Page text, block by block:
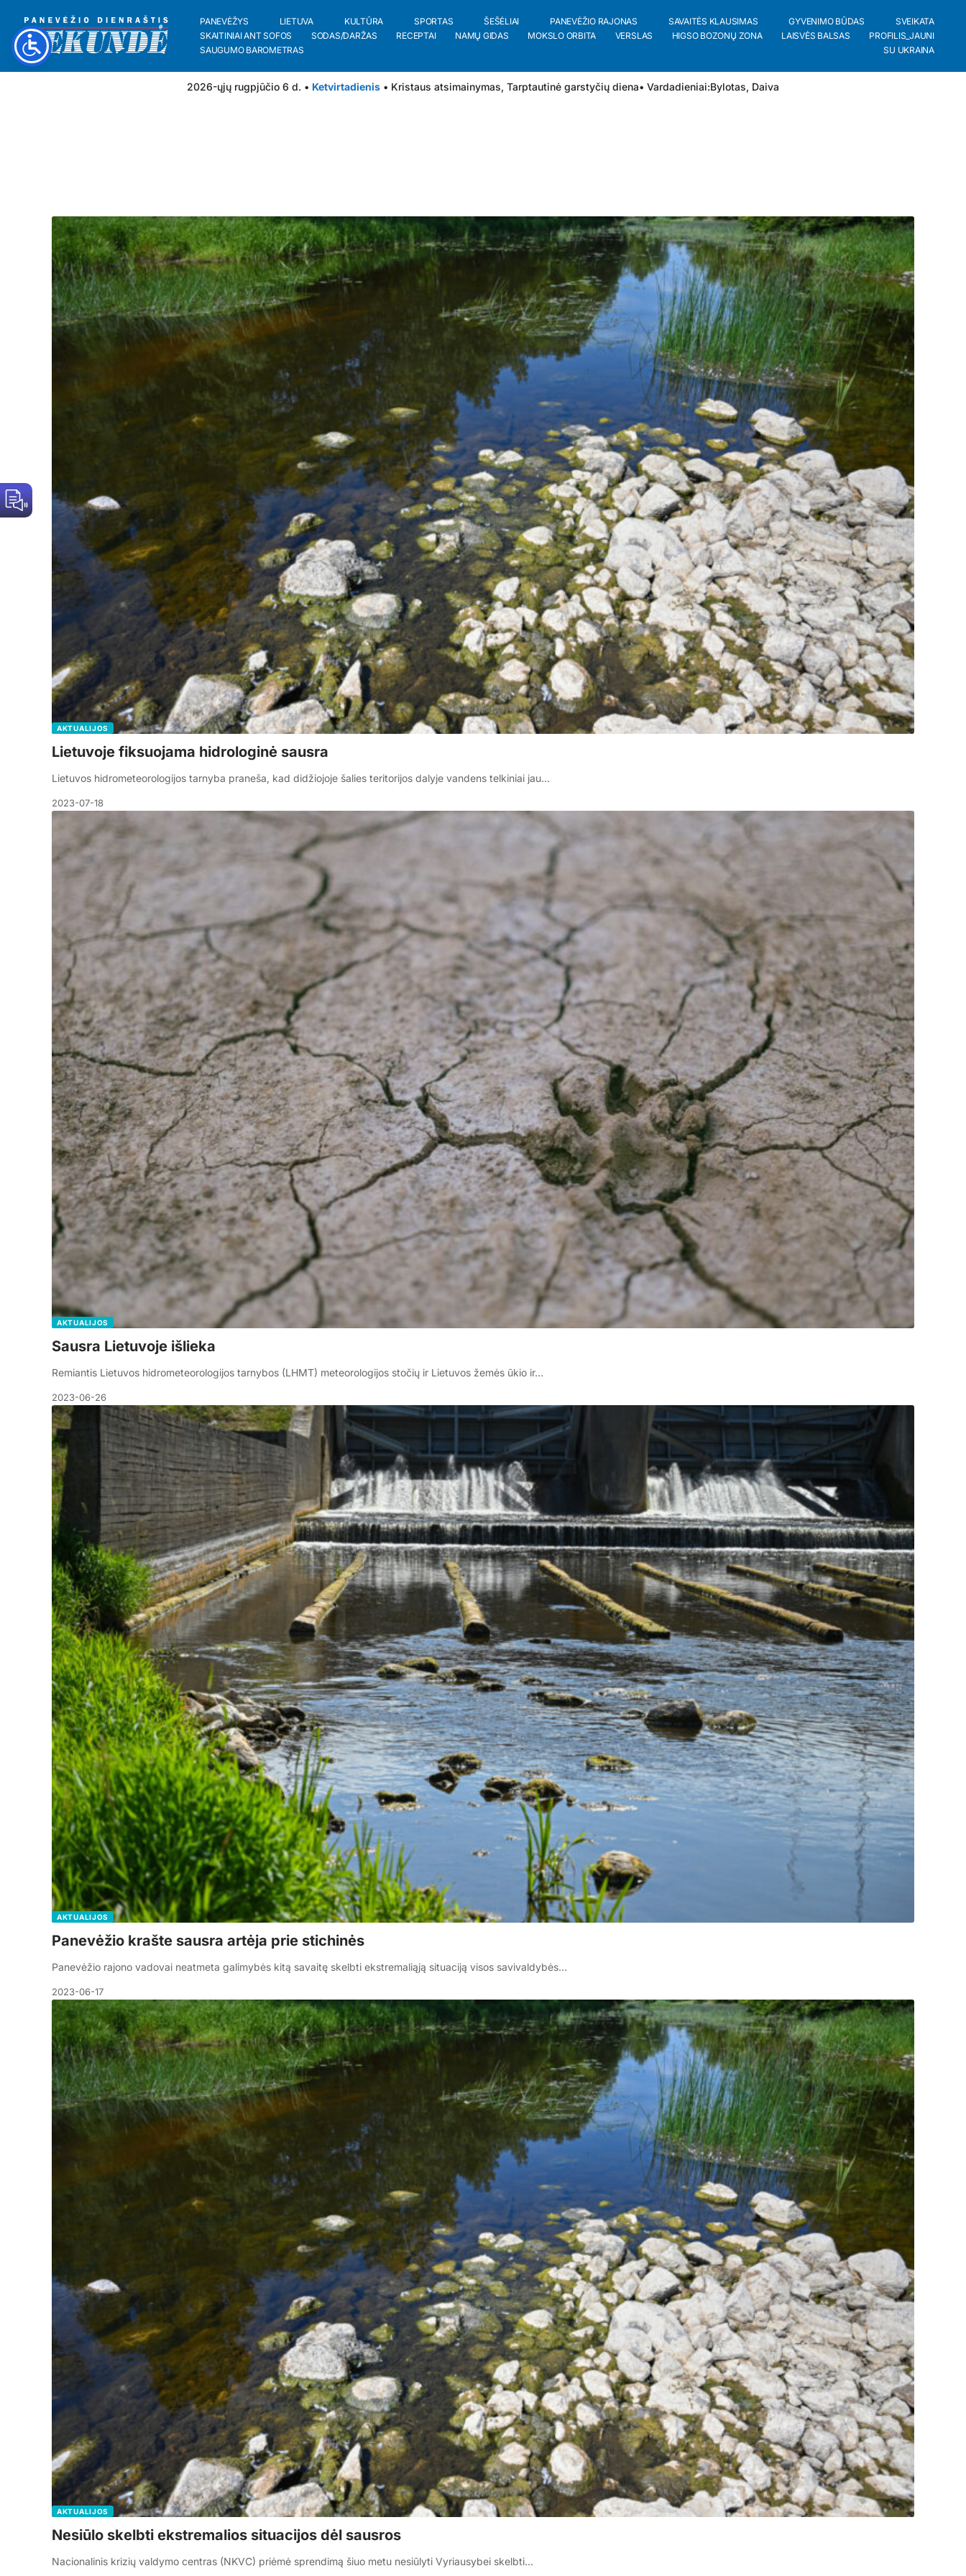
PANEVĖŽYS LIETUVA KULTŪRA SPORTAS ŠEŠĖLIAI PANEVĖŽIO RAJONAS SAVAITĖS KLAUSIMAS GYVENIMO BŪDAS
SVEIKATA
SKAITINIAI ANT SOFOS
SODAS/DARŽAS RECEPTAI NAMŲ GIDAS MOKSLO ORBITA VERSLAS HIGSO BOZONŲ ZONA LAISVĖS BALSAS
PROFILIS_JAUNI
SAUGUMO BAROMETRAS
SU UKRAINA
2026-ųjų rugpjūčio 6 d. • Ketvirtadienis • Kristaus atsimainymas, Tarptautinė garstyčių diena• Vardadieniai:Bylotas, Daiva
AKTUALIJOS
Lietuvoje fiksuojama hidrologinė sausra
Lietuvos hidrometeorologijos tarnyba praneša, kad didžiojoje šalies teritorijos dalyje vandens telkiniai jau…
2023-07-18
AKTUALIJOS
Sausra Lietuvoje išlieka
Remiantis Lietuvos hidrometeorologijos tarnybos (LHMT) meteorologijos stočių ir Lietuvos žemės ūkio ir…
2023-06-26
AKTUALIJOS
Panevėžio krašte sausra artėja prie stichinės
Panevėžio rajono vadovai neatmeta galimybės kitą savaitę skelbti ekstremaliąją situaciją visos savivaldybės…
2023-06-17
AKTUALIJOS
Nesiūlo skelbti ekstremalios situacijos dėl sausros
Nacionalinis krizių valdymo centras (NKVC) priėmė sprendimą šiuo metu nesiūlyti Vyriausybei skelbti…